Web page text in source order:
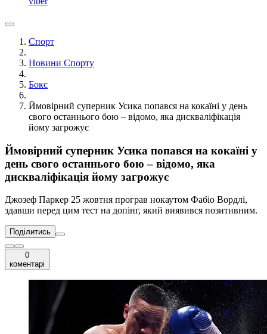
Спорт
Новини Спорту
Бокс
Ймовірний суперник Усика попався на кокаїні у день
свого останнього бою – відомо, яка дискваліфікація
йому загрожує
Ймовірний суперник Усика попався на кокаїні у
день свого останнього бою – відомо, яка
дискваліфікація йому загрожує
Джозеф Паркер 25 жовтня програв нокаутом Фабіо Вордлі,
здавши перед цим тест на допінг, який виявився позитивним.
Поділитись
0
коментарі